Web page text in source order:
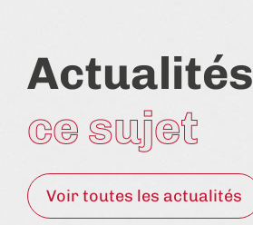
Actualités
ce sujet
Voir toutes les actualités